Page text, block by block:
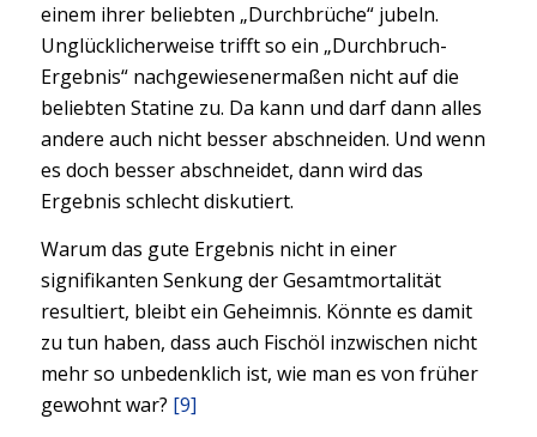
einem ihrer beliebten „Durchbrüche“ jubeln.
Unglücklicherweise trifft so ein „Durchbruch-
Ergebnis“ nachgewiesenermaßen nicht auf die
beliebten Statine zu. Da kann und darf dann alles
andere auch nicht besser abschneiden. Und wenn
es doch besser abschneidet, dann wird das
Ergebnis schlecht diskutiert.
Warum das gute Ergebnis nicht in einer
signifikanten Senkung der Gesamtmortalität
resultiert, bleibt ein Geheimnis. Könnte es damit
zu tun haben, dass auch Fischöl inzwischen nicht
mehr so unbedenklich ist, wie man es von früher
gewohnt war? [9]